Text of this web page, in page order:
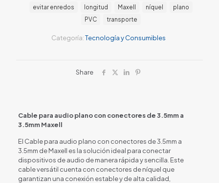
Categoría:Tecnología y Consumibles
evitar enredos
longitud Maxell níquel
plano
PVC
transporte
Share
Cable para audio plano con conectores de 3.5mm a
3.5mm Maxell
El Cable para audio plano con conectores de 3.5mm a
3.5mm de Maxell es la solución ideal para conectar
dispositivos de audio de manera rápida y sencilla. Este
cable versátil cuenta con conectores de níquel que
garantizan una conexión estable y de alta calidad,